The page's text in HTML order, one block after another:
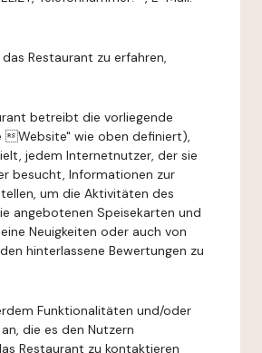
Restaurant zu erfahren,
betreibt die vorliegende
Website" wie oben definiert),
jedem Internetnutzer, der sie
besucht, Informationen zur
um die Aktivitäten des
angebotenen Speisekarten und
Neuigkeiten oder auch von
hinterlassene Bewertungen zu
Funktionalitäten und/oder
die es den Nutzern
Restaurant zu kontaktieren